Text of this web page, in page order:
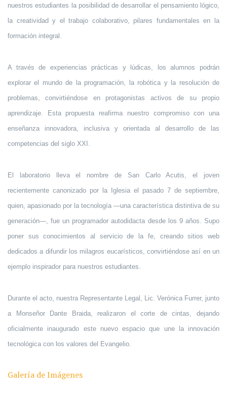
nuestros estudiantes la posibilidad de desarrollar el pensamiento lógico,
la creatividad y el trabajo colaborativo, pilares fundamentales en la
formación integral.
A través de experiencias prácticas y lúdicas, los alumnos podrán
explorar el mundo de la programación, la robótica y la resolución de
problemas, convirtiéndose en protagonistas activos de su propio
aprendizaje. Esta propuesta reafirma nuestro compromiso con una
enseñanza innovadora, inclusiva y orientada al desarrollo de las
competencias del siglo XXI.
El laboratorio lleva el nombre de San Carlo Acutis, el joven
recientemente canonizado por la Iglesia el pasado 7 de septiembre,
quien, apasionado por la tecnología —una característica distintiva de su
generación—, fue un programador autodidacta desde los 9 años. Supo
poner sus conocimientos al servicio de la fe, creando sitios web
dedicados a difundir los milagros eucarísticos, convirtiéndose así en un
ejemplo inspirador para nuestros estudiantes.
Durante el acto, nuestra Representante Legal, Lic. Verónica Furrer, junto
a Monseñor Dante Braida, realizaron el corte de cintas, dejando
oficialmente inaugurado este nuevo espacio que une la innovación
tecnológica con los valores del Evangelio.
Galería de Imágenes